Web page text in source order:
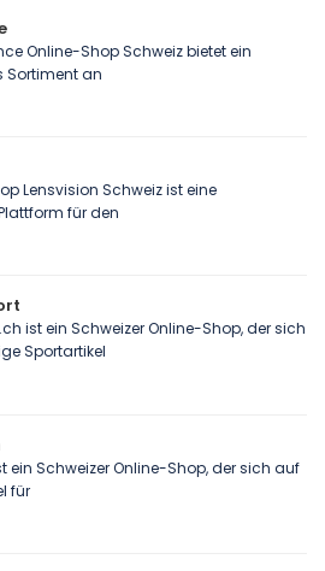
Online-Shop Schweiz bietet ein
Sortiment an
Lensvision Schweiz ist eine
für den
ist ein Schweizer Online-Shop, der sich
Sportartikel
ein Schweizer Online-Shop, der sich auf
für